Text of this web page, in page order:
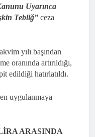
Uyarınca
Tebliğ” ceza
yılı başından
oranında artırıldığı,
edildiği hatırlatıldı.
uygulanmaya
ARASINDA